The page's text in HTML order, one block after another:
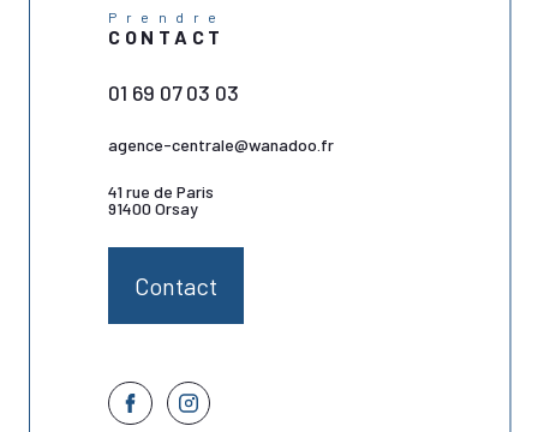
Prendre
CONTACT
01 69 07 03 03
agence-centrale@wanadoo.fr
41 rue de Paris
91400 Orsay
Contact